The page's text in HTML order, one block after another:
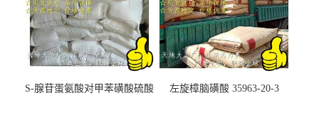
S-腺苷蛋氨酸对甲苯磺酸硫酸
左旋樟脑磺酸 35963-20-3